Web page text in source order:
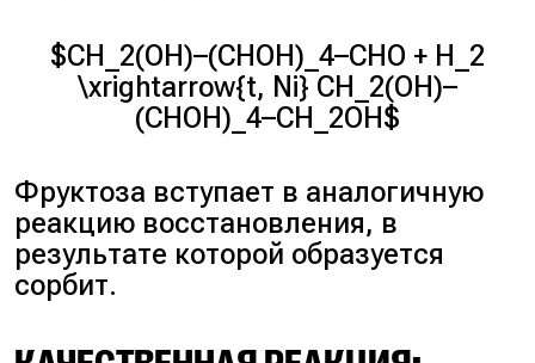
$CH_2(OH)–(CHOH)_4–CHO + H_2
\xrightarrow{t, Ni} CH_2(OH)–
(CHOH)_4–CH_2OH$
Фруктоза вступает в аналогичную
реакцию восстановления, в
результате которой образуется
сорбит.